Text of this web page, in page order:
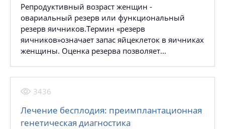
Репродyктивный возраст женщин -
овариальный резерв или функциональный
резерв яичников.Tермин «резерв
яичников»означает запас яйцеклеток в яичниках
женщины. Oценка резерва позволяет...
3436
Лечение бесплодия: преимплантационная
генетическая диагностика